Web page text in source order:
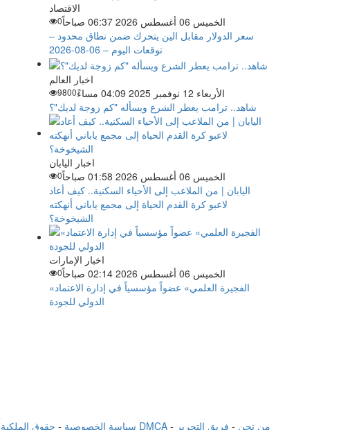
الاقتصاد
الخميس 06 أغسطس 2026 06:37 صباحاً
0
سعر الدولار مقابل الين يتحرك ضمن نطاق محدود –
توقعات اليوم – 06-08-2026
اخبار العالم
الأربعاء 12 نوفمبر 2025 04:09 مساءً
9800
شاهد.. ترامب يعطر الشرع ويسأله "كم زوجة لديك"؟
اخبار اليابان
الخميس 06 أغسطس 2026 01:58 صباحاً
0
اليابان | من الملاعب إلى الأحياء السكنية.. كيف أعاد
لاعبو كرة القدم الحياة إلى مجمع ياباني أنهكته
الشيخوخة؟
اخبار الإمارات
الخميس 06 أغسطس 2026 02:14 صباحاً
0
«الفجيرة العلمي» عضواً مؤسسياً في إدارة الاعتماد
الدولي للجودة
سياسة الخصوصية - حقوق الملكية الفكرية DMCA - من نحن - فريق التحرير